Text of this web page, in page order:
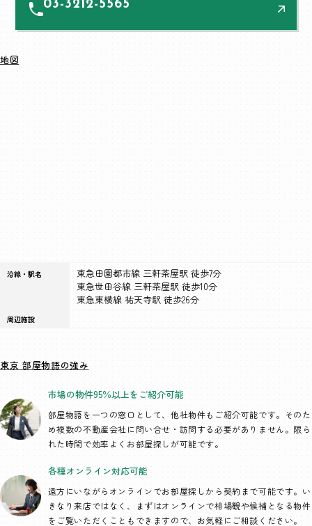
03-3212-5565
地図
沿線・駅名
東急田園都市線 三軒茶屋駅 徒歩7分
東急世田谷線 三軒茶屋駅 徒歩10分
東急東横線 祐天寺駅 徒歩26分
周辺施設
東京 部屋物語の強み
市場の物件95％以上を ご紹介可能
部屋物語を一つの窓口として、他社物件もご紹介可能です。そのた
め複数の不動産会社に問い合せ・訪問する必要がありません。限ら
れた時間で効率よくお部屋探しが可能です。
各種オンライン対応可能
遠方にいながらオンラインでお部屋探しから契約まで可能です。い
きなり来店ではなく、まずはオンラインで相場観や候補となる物件
をご覧いただくこともできますので、お気軽にご相談ください。